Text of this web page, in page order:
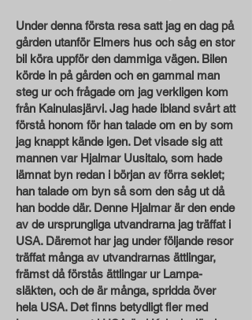
Under denna första resa satt jag en dag på
gården utanför Elmers hus och såg en stor
bil köra uppför den dammiga vägen. Bilen
körde in på gården och en gammal man
steg ur och frågade om jag verkligen kom
från Kainulasjärvi. Jag hade ibland svårt att
förstå honom för han talade om en by som
jag knappt kände igen. Det visade sig att
mannen var Hjalmar Uusitalo, som hade
lämnat byn redan i början av förra seklet;
han talade om byn så som den såg ut då
han bodde där. Denne Hjalmar är den ende
av de ursprungliga utvandrarna jag träffat i
USA. Däremot har jag under följande resor
träffat många av utvandrarnas ättlingar,
främst då förstås ättlingar ur Lampa-
släkten, och de är många, spridda över
hela USA. Det finns betydligt fler med